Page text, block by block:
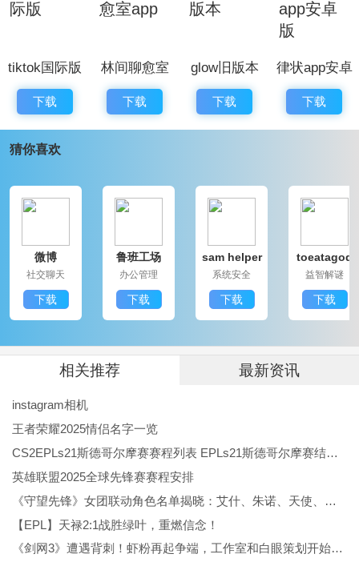
新内容变得更轻松。
隐私设置细致，可以自由设定账号公开范围和评论权
限，使用时更有安全感。
相册和媒体管理清晰，素材导入导出方便，编辑后保存
软件评价
后就可以打开使用，拍照和发布都很顺手，滤镜风格丰
活和追星的用户日常使用。
tiktok国际版
下载
林间聊愈室
app
下载
glow旧版本
下载
律状app安卓
版
下载
猜你喜欢
微博
社交聊天
下载
鲁班工场
办公管理
下载
sam helper
系统安全
下载
toeatagod
益智解谜
下载
相关推荐 最新资讯
instagram相机
王者荣耀2025情侣名字一览
CS2EPLs21斯德哥尔摩赛赛程列表 EPLs21斯德哥尔摩赛结果公布
英雄联盟2025全球先锋赛赛程安排
《守望先锋》女团联动角色名单揭晓：艾什、朱诺、天使、伊拉锐与D.Va！
【EPL】天禄2:1战胜绿叶，重燃信念！
《剑网3》遭遇背刺！虾粉再起争端，工作室和白眼策划开始反噬